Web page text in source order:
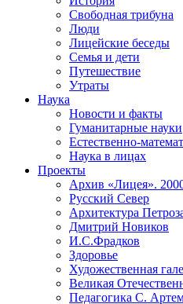
Свободная трибуна
Люди
Лицейские беседы
Семья и дети
Путешествие
Утраты
Наука
Новости и факты
Гуманитарные науки
Естественно-
Наука в лицах
Проекты
Архив «Лицея».
Русский Север
Архитектура
Дмитрий Новиков
И.С.Фрадков
Здоровье
Художественная
Великая
Педагогика С.